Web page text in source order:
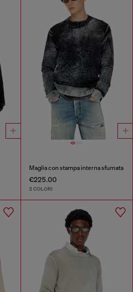
Maglia con stampa interna sfumata
€225.00
2 COLORI